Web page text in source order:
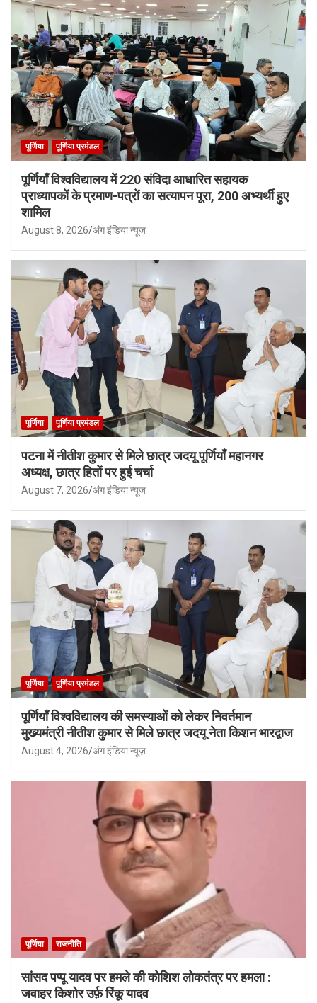
पूर्णिया पूर्णिया प्रमंडल
पूर्णियाँ विश्वविद्यालय में 220 संविदा आधारित सहायक
प्राध्यापकों के प्रमाण-पत्रों का सत्यापन पूरा, 200 अभ्यर्थी हुए
शामिल
August 8, 2026 अंग इंडिया न्यूज़
पूर्णिया पूर्णिया प्रमंडल
पटना में नीतीश कुमार से मिले छात्र जदयू पूर्णियाँ महानगर
अध्यक्ष, छात्र हितों पर हुई चर्चा
August 7, 2026 अंग इंडिया न्यूज़
पूर्णिया पूर्णिया प्रमंडल
पूर्णियाँ विश्वविद्यालय की समस्याओं को लेकर निवर्तमान
मुख्यमंत्री नीतीश कुमार से मिले छात्र जदयू नेता किशन भारद्वाज
August 4, 2026 अंग इंडिया न्यूज़
पूर्णिया राजनीति
सांसद पप्पू यादव पर हमले की कोशिश लोकतंत्र पर हमला :
जवाहर किशोर उर्फ़ रिंकू यादव